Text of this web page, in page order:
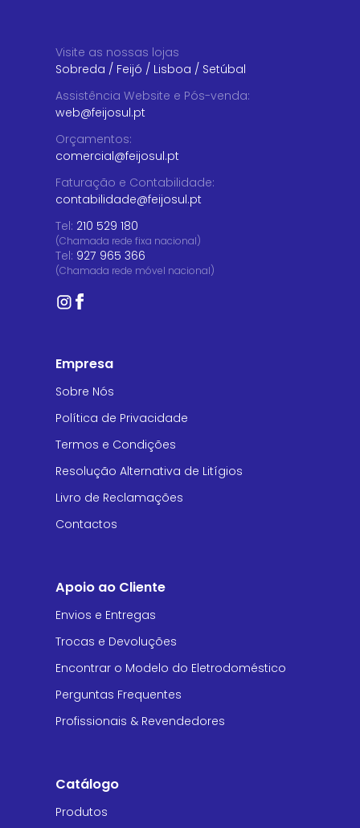
Visite as nossas lojas
Sobreda / Feijó / Lisboa / Setúbal
Assistência Website e Pós-venda:
web@feijosul.pt
Orçamentos:
comercial@feijosul.pt
Faturação e Contabilidade:
contabilidade@feijosul.pt
Tel: 210 529 180
(Chamada rede fixa nacional)
Tel: 927 965 366
(Chamada rede móvel nacional)
Empresa
Sobre Nós
Política de Privacidade
Termos e Condições
Resolução Alternativa de Litígios
Livro de Reclamações
Contactos
Apoio ao Cliente
Envios e Entregas
Trocas e Devoluções
Encontrar o Modelo do Eletrodoméstico
Perguntas Frequentes
Profissionais & Revendedores
Catálogo
Produtos